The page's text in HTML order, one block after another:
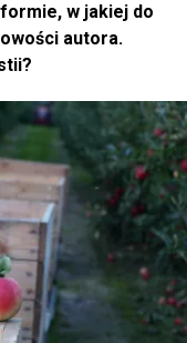
w jakiej do
autora.